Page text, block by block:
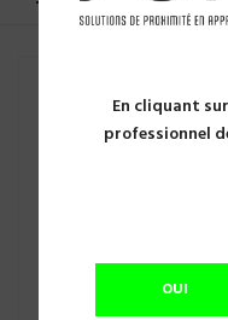
En cliquant
professionnel
OUI